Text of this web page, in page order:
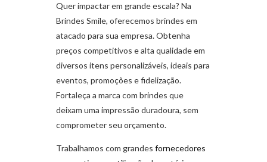
Quer impactar em grande escala? Na
Brindes Smile, oferecemos brindes em
atacado para sua empresa. Obtenha
preços competitivos e alta qualidade em
diversos itens personalizáveis, ideais para
eventos, promoções e fidelização.
Fortaleça a marca com brindes que
deixam uma impressão duradoura, sem
comprometer seu orçamento.
Trabalhamos com grandes fornecedores